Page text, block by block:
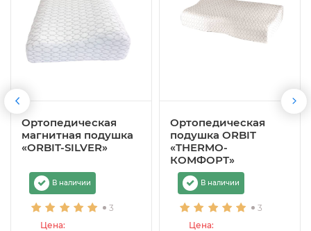
Ортопедическая
магнитная подушка
«ORBIT-SILVER»
В наличии
3
Цена:
Ортопедическая
подушка ORBIT
«THERMO-
КОМФОРТ»
В наличии
3
Цена: